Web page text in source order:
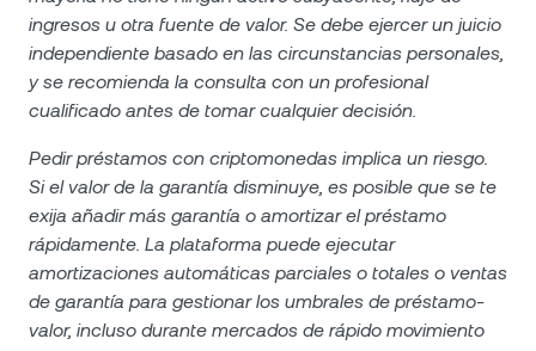
ingresos u otra fuente de valor. Se debe ejercer un juicio
independiente basado en las circunstancias personales,
y se recomienda la consulta con un profesional
cualificado antes de tomar cualquier decisión.
Pedir préstamos con criptomonedas implica un riesgo.
Si el valor de la garantía disminuye, es posible que se te
exija añadir más garantía o amortizar el préstamo
rápidamente. La plataforma puede ejecutar
amortizaciones automáticas parciales o totales o ventas
de garantía para gestionar los umbrales de préstamo-
valor, incluso durante mercados de rápido movimiento